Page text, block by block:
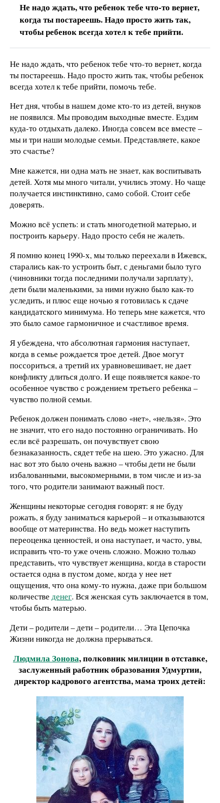
Не надо ждать, что ребенок тебе что-то вернет,
когда ты постареешь. Надо просто жить так,
чтобы ребенок всегда хотел к тебе прийти.
Не надо ждать, что ребенок тебе что-то вернет, когда
ты постареешь. Надо просто жить так, чтобы ребенок
всегда хотел к тебе прийти, помочь тебе.
Нет дня, чтобы в нашем доме кто-то из детей, внуков
не появился. Мы проводим выходные вместе. Ездим
куда-то отдыхать далеко. Иногда совсем все вместе –
мы и три наши молодые семьи. Представляете, какое
это счастье?
Мне кажется, ни одна мать не знает, как воспитывать
детей. Хотя мы много читали, учились этому. Но чаще
получается инстинктивно, само собой. Стоит себе
доверять.
Можно всё успеть: и стать многодетной матерью, и
построить карьеру. Надо просто себя не жалеть.
Я помню конец 1990-х, мы только переехали в Ижевск,
старались как-то устроить быт, с деньгами было туго
(чиновники тогда последними получали зарплату),
дети были маленькими, за ними нужно было как-то
уследить, и плюс еще ночью я готовилась к сдаче
кандидатского минимума. Но теперь мне кажется, что
это было самое гармоничное и счастливое время.
Я убеждена, что абсолютная гармония наступает,
когда в семье рождается трое детей. Двое могут
поссориться, а третий их уравновешивает, не дает
конфликту длиться долго. И еще появляется какое-то
особенное чувство с рождением третьего ребенка –
чувство полной семьи.
Ребенок должен понимать слово «нет», «нельзя». Это
не значит, что его надо постоянно ограничивать. Но
если всё разрешать, он почувствует свою
безнаказанность, сядет тебе на шею. Это ужасно. Для
нас вот это было очень важно – чтобы дети не были
избалованными, высокомерными, в том числе и из-за
того, что родители занимают важный пост.
Женщины некоторые сегодня говорят: я не буду
рожать, я буду заниматься карьерой – и отказываются
вообще от материнства. Но ведь может наступить
переоценка ценностей, и она наступает, и часто, увы,
исправить что-то уже очень сложно. Можно только
представить, что чувствует женщина, когда в старости
остается одна в пустом доме, когда у нее нет
ощущения, что она кому-то нужна, даже при большом
количестве денег. Вся женская суть заключается в том,
чтобы быть матерью.
Дети – родители – дети – родители… Эта Цепочка
Жизни никогда не должна прерываться.
Людмила Зонова, полковник милиции в отставке,
заслуженный работник образования Удмуртии,
директор кадрового агентства, мама троих детей: